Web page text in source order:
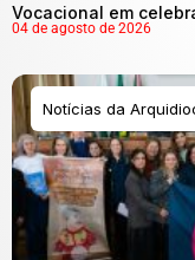
Vocacional em
04 de agosto de 2026
Notícias da